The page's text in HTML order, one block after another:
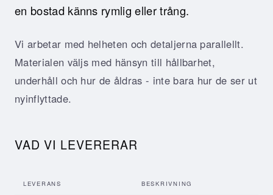
en bostad känns rymlig eller trång.
Vi arbetar med helheten och detaljerna parallellt.
Materialen väljs med hänsyn till hållbarhet,
underhåll och hur de åldras - inte bara hur de ser ut
nyinflyttade.
VAD VI LEVERERAR
LEVERANS BESKRIVNING